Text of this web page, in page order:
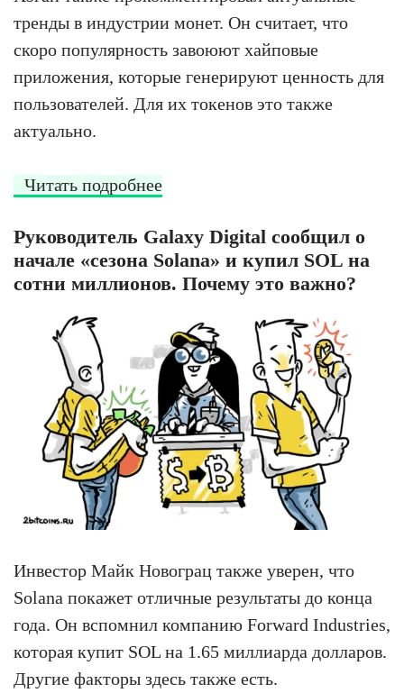
тренды в индустрии монет. Он считает, что
скоро популярность завоюют хайповые
приложения, которые генерируют ценность для
пользователей. Для их токенов это также
актуально.
Читать подробнее
Руководитель Galaxy Digital сообщил о
начале «сезона Solana» и купил SOL на
сотни миллионов. Почему это важно?
Инвестор Майк Новограц также уверен, что
Solana покажет отличные результаты до конца
года. Он вспомнил компанию Forward Industries,
которая купит SOL на 1.65 миллиарда долларов.
Другие факторы здесь также есть.